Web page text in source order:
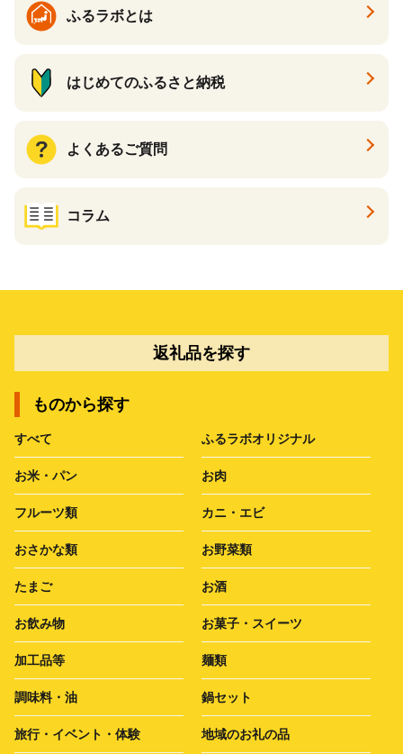
ふるラボとは
はじめてのふるさと納税
よくあるご質問
コラム
返礼品を探す
ものから探す
すべて ふるラボオリジナル
お米・パン お肉
フルーツ類 カニ・エビ
おさかな類 お野菜類
たまご お酒
お飲み物 お菓子・スイーツ
加工品等 麺類
調味料・油 鍋セット
旅行・イベント・体験 地域のお礼の品